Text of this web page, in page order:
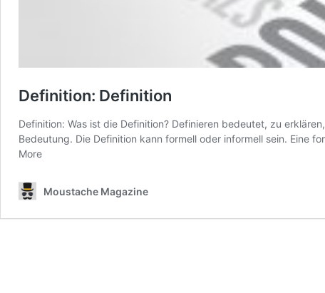
Definition: Definition
Definition: Was ist die Definition? Definieren bedeutet, zu
Bedeutung. Die Definition kann formell oder informell sein. Eine
More
Moustache Magazine